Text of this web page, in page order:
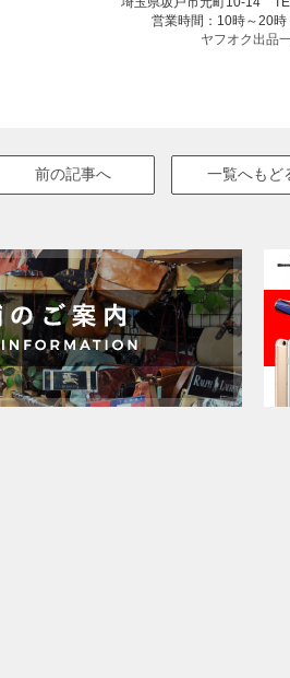
営業時間：10時～20時
ヤフオク出品
前の記事へ 一覧へもど